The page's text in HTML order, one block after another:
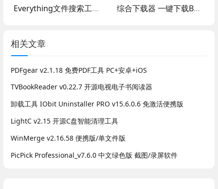
Everything文件搜索工具 v1.4.1.1032 完整版/精简单文件版 综合下载器 一键下载B站/抖音/小红书
相关文章
PDFgear v2.1.18 免费PDF工具 PC+安卓+iOS
TVBookReader v0.22.7 开源电视电子书阅读器
卸载工具 IObit Uninstaller PRO v15.6.0.6 免激活便携版
LightC v2.15 开源C盘智能清理工具
WinMerge v2.16.58 便携版/单文件版
PicPick Professional_v7.6.0 中文绿色版 截图/录屏软件